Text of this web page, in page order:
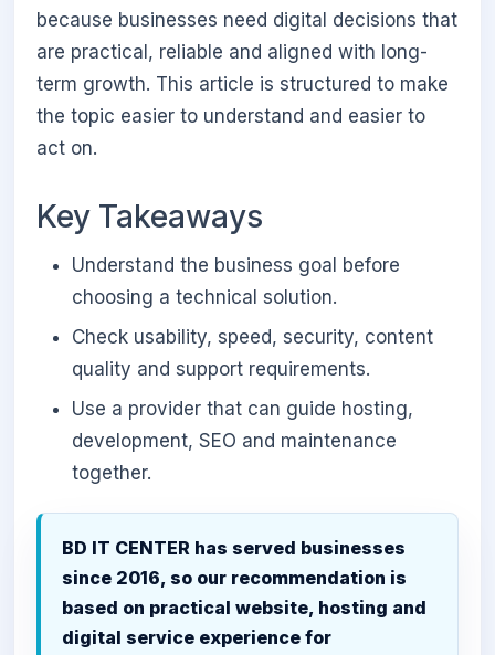
because businesses need digital decisions that
are practical, reliable and aligned with long-
term growth. This article is structured to make
the topic easier to understand and easier to
act on.
Key Takeaways
Understand the business goal before
choosing a technical solution.
Check usability, speed, security, content
quality and support requirements.
Use a provider that can guide hosting,
development, SEO and maintenance
together.
BD IT CENTER has served businesses
since 2016, so our recommendation is
based on practical website, hosting and
digital service experience for